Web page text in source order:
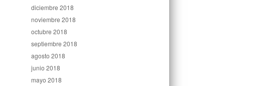
diciembre 2018
noviembre 2018
octubre 2018
septiembre 2018
agosto 2018
junio 2018
mayo 2018